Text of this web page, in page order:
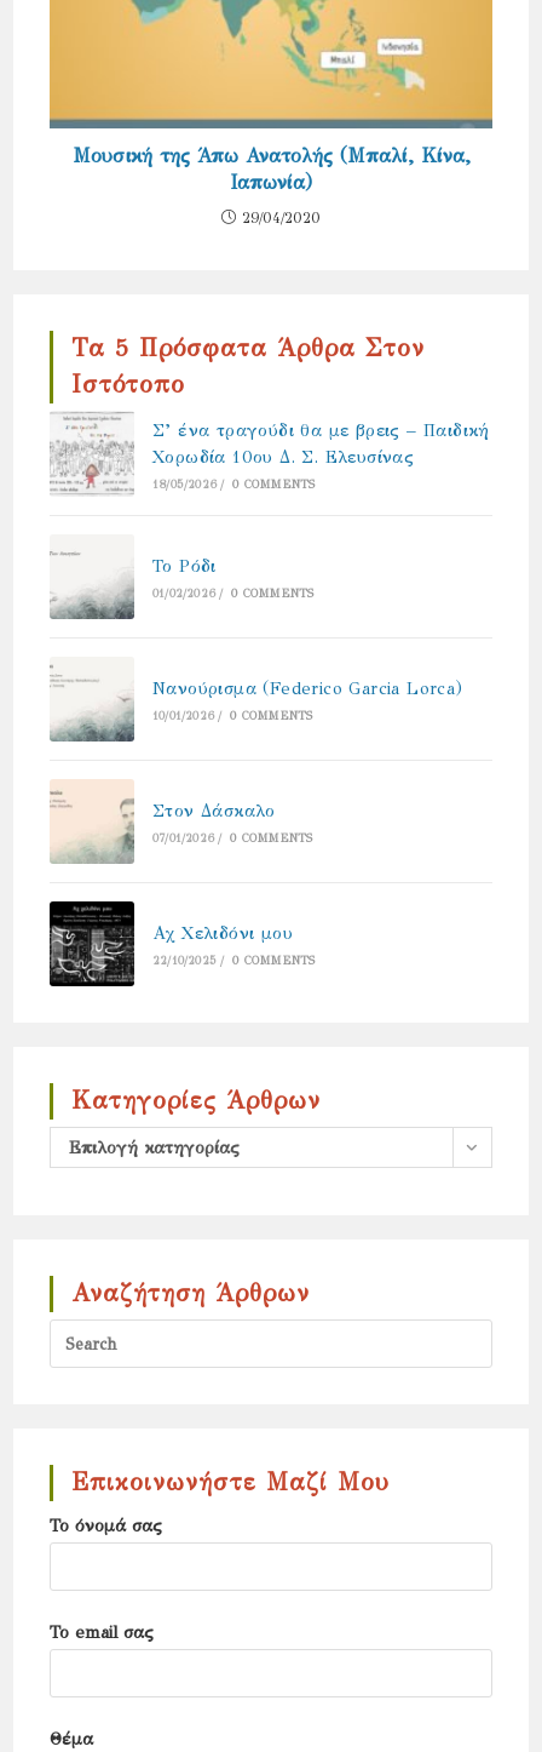
Μουσική της Άπω Ανατολής (Μπαλί, Κίνα,
Ιαπωνία)
29/04/2020
Τα 5 Πρόσφατα Άρθρα Στον
Ιστότοπο
Σ’ ένα τραγούδι θα με βρεις – Παιδική
Χορωδία 10ου Δ. Σ. Ελευσίνας
18/05/2026 / 0 COMMENTS
Το Ρόδι
01/02/2026 / 0 COMMENTS
Νανούρισμα (Federico Garcia Lorca)
10/01/2026 / 0 COMMENTS
Στον Δάσκαλο
07/01/2026 / 0 COMMENTS
Αχ Χελιδόνι μου
22/10/2025 / 0 COMMENTS
Κατηγορίες Άρθρων
Κατηγορίες
Επιλογή κατηγορίας
Αναζήτηση Άρθρων
Επικοινωνήστε Μαζί Μου
Το όνομά σας
Το email σας
Θέμα